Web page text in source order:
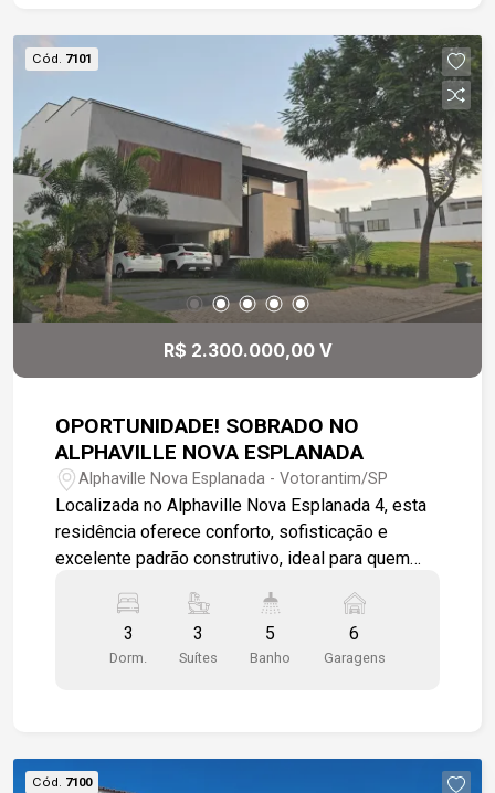
Cód. 7101
R$ 2.300.000,00 V
OPORTUNIDADE! SOBRADO NO
ALPHAVILLE NOVA ESPLANADA
Alphaville Nova Esplanada - Votorantim/SP
Localizada no Alphaville Nova Esplanada 4, esta
residência oferece conforto, sofisticação e
excelente padrão construtivo, ideal para quem
lazer completo. Com 450,99 m² de terreno e 227
m² de área construída, o imóvel possui
ambientes bem distribuídos e integrados. A sala
equipadas com ar-condicionado, sendo a suíte
3
Dorm.
3
Suítes
5
Banho
6
Garagens
Cód. 7100